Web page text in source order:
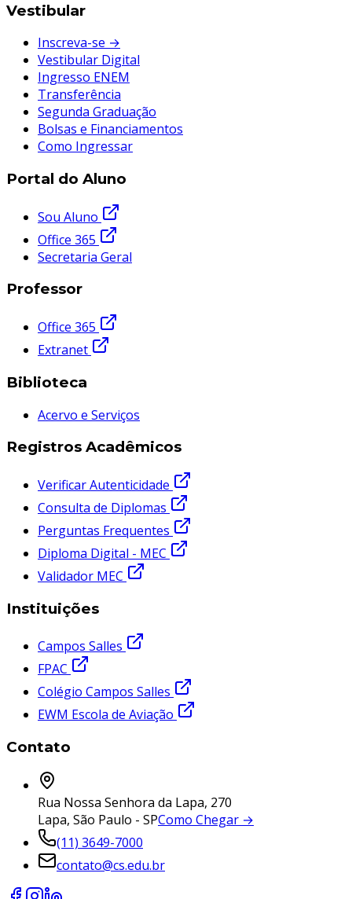
Vestibular
Inscreva-se →
Vestibular Digital
Ingresso ENEM
Transferência
Segunda Graduação
Bolsas e Financiamentos
Como Ingressar
Portal do Aluno
Sou Aluno
Office 365
Secretaria Geral
Professor
Office 365
Extranet
Biblioteca
Acervo e Serviços
Registros Acadêmicos
Verificar Autenticidade
Consulta de Diplomas
Perguntas Frequentes
Diploma Digital - MEC
Validador MEC
Instituições
Campos Salles
FPAC
Colégio Campos Salles
EWM Escola de Aviação
Contato
Rua Nossa Senhora da Lapa, 270
Lapa, São Paulo - SPComo Chegar →
(11) 3649-7000
contato@cs.edu.br